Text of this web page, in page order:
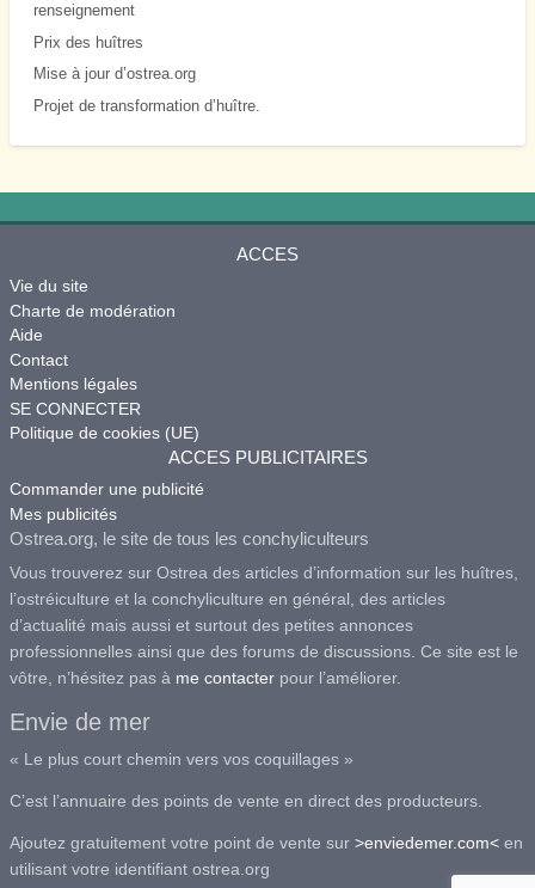
renseignement
Prix des huîtres
Mise à jour d’ostrea.org
Projet de transformation d’huître.
ACCES
Vie du site
Charte de modération
Aide
Contact
Mentions légales
SE CONNECTER
Politique de cookies (UE)
ACCES PUBLICITAIRES
Commander une publicité
Mes publicités
Ostrea.org, le site de tous les conchyliculteurs
Vous trouverez sur Ostrea des articles d’information sur les huîtres,
l’ostréiculture et la conchyliculture en général, des articles
d’actualité mais aussi et surtout des petites annonces
professionnelles ainsi que des forums de discussions. Ce site est le
vôtre, n’hésitez pas à me contacter pour l’améliorer.
Envie de mer
« Le plus court chemin vers vos coquillages »
C’est l’annuaire des points de vente en direct des producteurs.
Ajoutez gratuitement votre point de vente sur>enviedemer.com< en
utilisant votre identifiant ostrea.org